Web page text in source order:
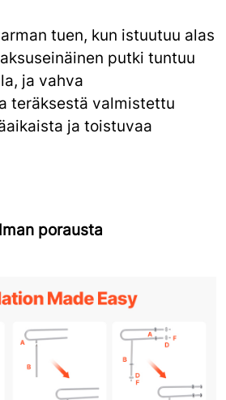
tuen, kun istuutuu alas
putki tuntuu
ja vahva
teräksestä valmistettu
ja toistuvaa
porausta